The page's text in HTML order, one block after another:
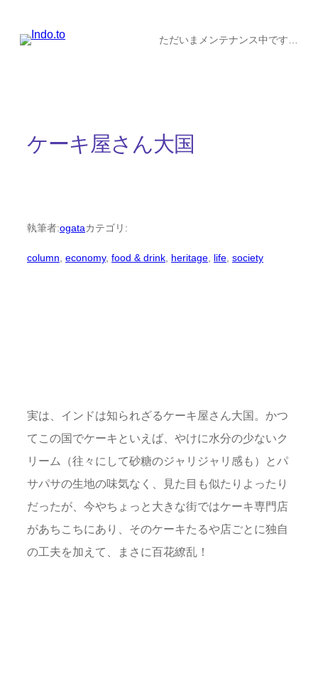
ただいまメンテナンス中です…
ケーキ屋さん大国
執筆者:ogataカテゴリ:
column economy, food & drink heritage life society
実は、インドは知られざるケーキ屋さん大国。かつ
てこの国でケーキといえば、やけに水分の少ないク
リーム（往々にして砂糖のジャリジャリ感も）とパ
サパサの生地の味気なく、見た目も似たりよったり
だったが、今やちょっと大きな街ではケーキ専門店
があちこちにあり、そのケーキたるや店ごとに独自
の工夫を加えて、まさに百花繚乱！